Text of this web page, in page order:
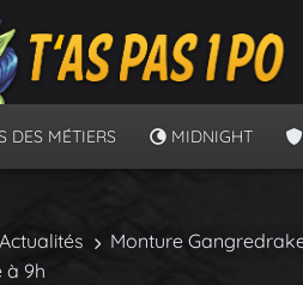
DES MÉTIERS MIDNIGHT
Actualités
Monture
à 9h